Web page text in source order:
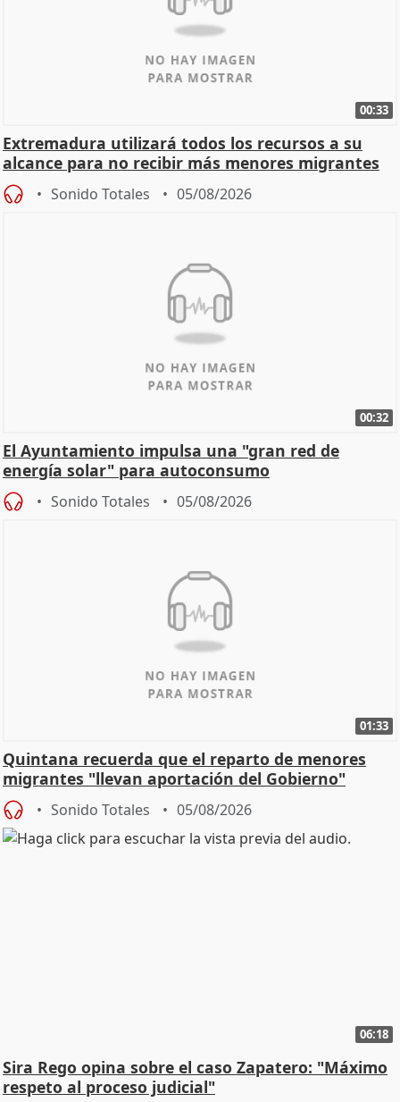
00:33
Extremadura utilizará todos los recursos a su
alcance para no recibir más menores migrantes
Sonido Totales 05/08/2026
00:32
El Ayuntamiento impulsa una "gran red de
energía solar" para autoconsumo
Sonido Totales 05/08/2026
01:33
Quintana recuerda que el reparto de menores
migrantes "llevan aportación del Gobierno"
central
Sonido Totales 05/08/2026
06:18
Sira Rego opina sobre el caso Zapatero: "Máximo
respeto al proceso judicial"